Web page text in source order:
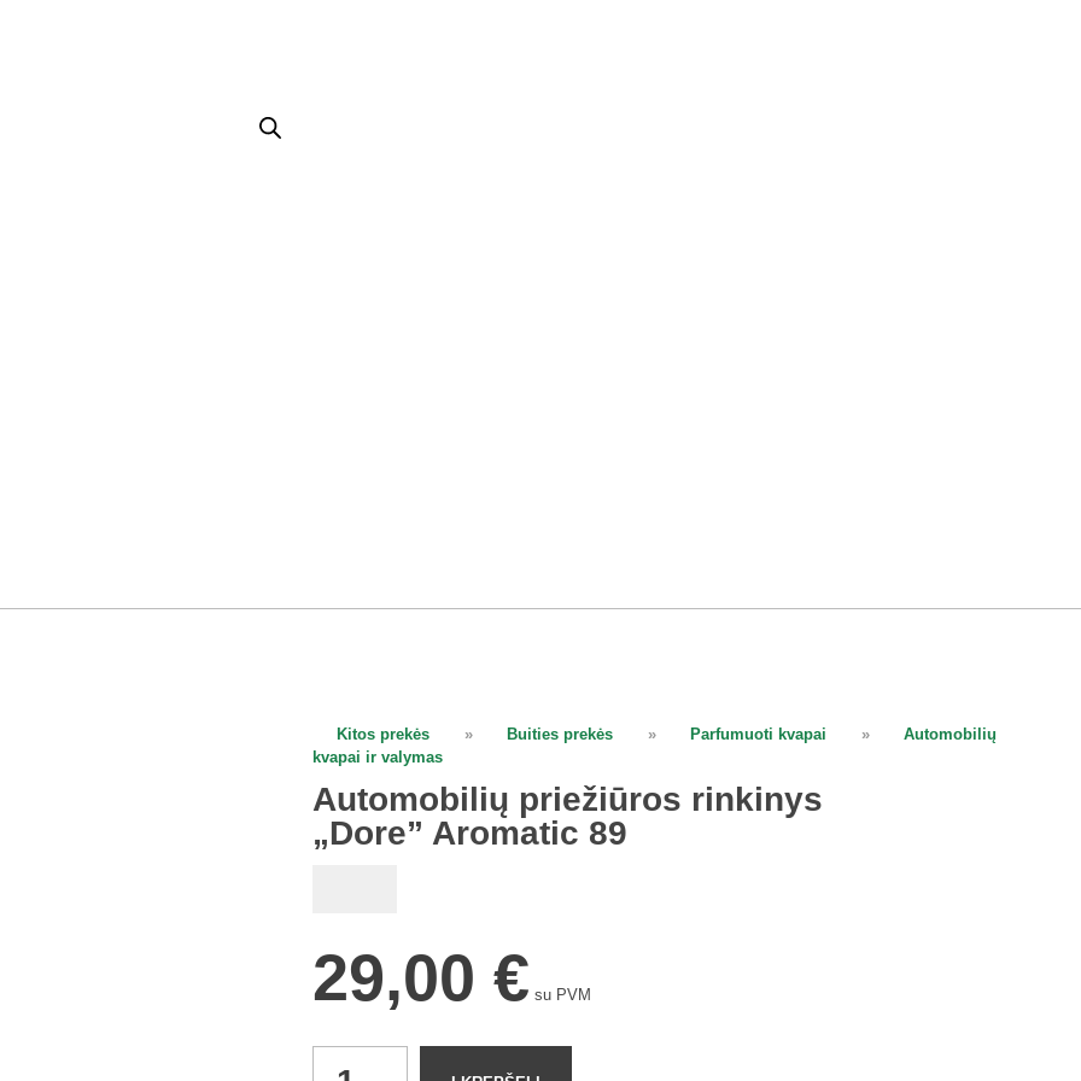
Kitos prekės » Buities prekės » Parfumuoti kvapai »
Automobilių
kvapai ir valymas
Automobilių priežiūros rinkinys
„Dore” Aromatic 89
29,00 € su PVM